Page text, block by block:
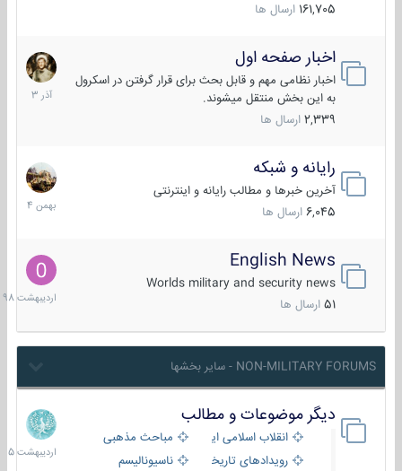
161,705 ارسال ها
اخبار صفحه اول
اخبار نظامی مهم و قابل بحث برای قرار گرفتن در اسکرول
به این بخش منتقل میشوند.
2,339 ارسال ها
7
آذر
1403
رایانه و شبکه
آخرین خبرها و مطالب رایانه و اینترنتی
6,045 ارسال ها
30
بهمن
1404
English News
Worlds military and security news
51 ارسال ها
10
1398
NON-MILITARY FORUMS - سایر بخشها
دیگر موضوعات و مطالب
انقلاب اسلامی ایران
مباحث مذهبی
رویدادهای تاریخی و مذهبیناسیونالیسم
8
1405